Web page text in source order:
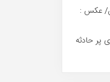
عکس :
پر حادثه